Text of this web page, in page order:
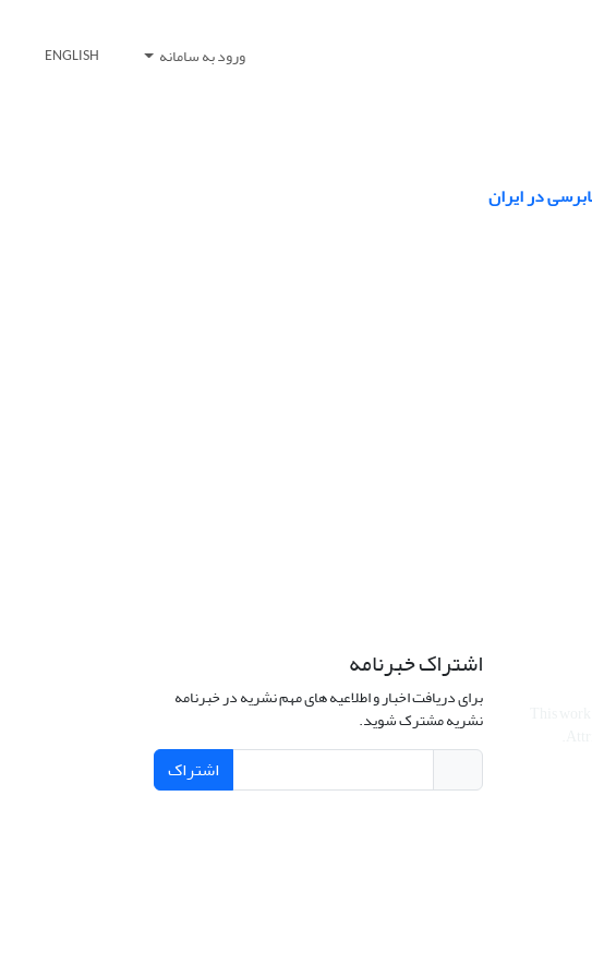
ورود به سامانه ENGLISH
در ایران
اشتراک خبرنامه
برای دریافت اخبار و اطلاعیه های مهم نشریه در خبرنامه
نشریه مشترک شوید.
اشتراک